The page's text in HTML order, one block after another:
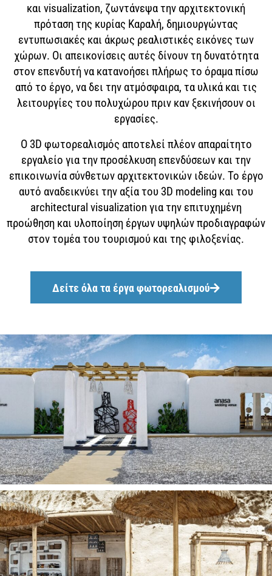
και visualization, ζωντάνεψα την αρχιτεκτονική
πρόταση της κυρίας Καραλή, δημιουργώντας
εντυπωσιακές και άκρως ρεαλιστικές εικόνες των
χώρων. Οι απεικονίσεις αυτές δίνουν τη δυνατότητα
στον επενδυτή να κατανοήσει πλήρως το όραμα πίσω
από το έργο, να δει την ατμόσφαιρα, τα υλικά και τις
λειτουργίες του πολυχώρου πριν καν ξεκινήσουν οι
εργασίες.
Ο 3D φωτορεαλισμός αποτελεί πλέον απαραίτητο
εργαλείο για την προσέλκυση επενδύσεων και την
επικοινωνία σύνθετων αρχιτεκτονικών ιδεών. Το έργο
αυτό αναδεικνύει την αξία του 3D modeling και του
architectural visualization για την επιτυχημένη
προώθηση και υλοποίηση έργων υψηλών προδιαγραφών
στον τομέα του τουρισμού και της φιλοξενίας.
Δείτε όλα τα έργα φωτορεαλισμού